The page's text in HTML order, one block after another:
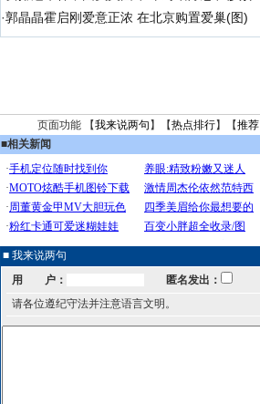
·郭晶晶霍启刚爱意正浓 在北京购置爱巢(图)
页面功能 【我来说两句 】【热点排行】【推荐
■相关新闻
■ 我来说两句
用 户：
匿名发出：
请各位遵纪守法并注意语言文明。